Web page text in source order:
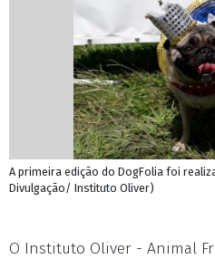
A primeira edição do DogFolia foi
Divulgação/ Instituto Oliver)
O Instituto Oliver - Animal